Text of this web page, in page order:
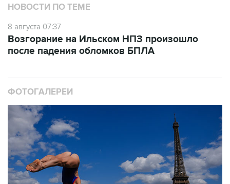
НОВОСТИ ПО ТЕМЕ
8 августа 07:37
Возгорание на Ильском НПЗ произошло
после падения обломков БПЛА
ФОТОГАЛЕРЕИ